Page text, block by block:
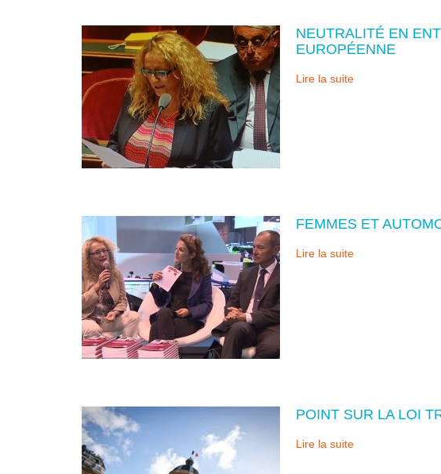
NEUTRALITÉ EN
EUROPÉENNE
Lire la suite
FEMMES ET
Lire la suite
POINT SUR LA LOI
Lire la suite